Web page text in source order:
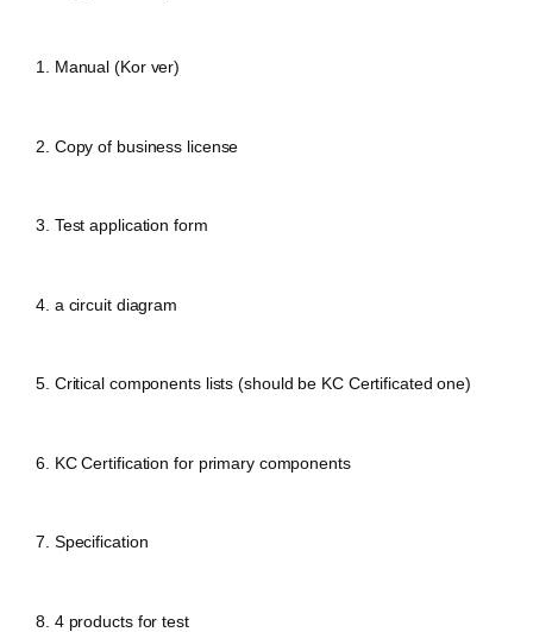
1. Manual (Kor ver)
2. Copy of business license
3. Testapplication form
4. a circuit diagram
5. Critical components lists (should be KC Certificated one)
6. KC Certification for primary components
7. Specification
8. 4 products for test